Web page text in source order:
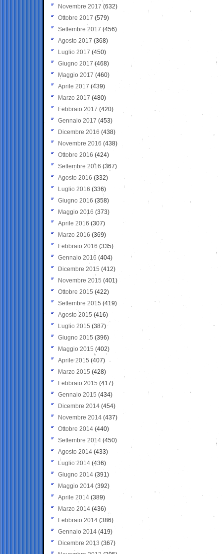
Novembre 2017 (632)
Ottobre 2017 (579)
Settembre 2017 (456)
Agosto 2017 (368)
Luglio 2017 (450)
Giugno 2017 (468)
Maggio 2017 (460)
Aprile 2017 (439)
Marzo 2017 (480)
Febbraio 2017 (420)
Gennaio 2017 (453)
Dicembre 2016 (438)
Novembre 2016 (438)
Ottobre 2016 (424)
Settembre 2016 (367)
Agosto 2016 (332)
Luglio 2016 (336)
Giugno 2016 (358)
Maggio 2016 (373)
Aprile 2016 (307)
Marzo 2016 (369)
Febbraio 2016 (335)
Gennaio 2016 (404)
Dicembre 2015 (412)
Novembre 2015 (401)
Ottobre 2015 (422)
Settembre 2015 (419)
Agosto 2015 (416)
Luglio 2015 (387)
Giugno 2015 (396)
Maggio 2015 (402)
Aprile 2015 (407)
Marzo 2015 (428)
Febbraio 2015 (417)
Gennaio 2015 (434)
Dicembre 2014 (454)
Novembre 2014 (437)
Ottobre 2014 (440)
Settembre 2014 (450)
Agosto 2014 (433)
Luglio 2014 (436)
Giugno 2014 (391)
Maggio 2014 (392)
Aprile 2014 (389)
Marzo 2014 (436)
Febbraio 2014 (386)
Gennaio 2014 (419)
Dicembre 2013 (367)